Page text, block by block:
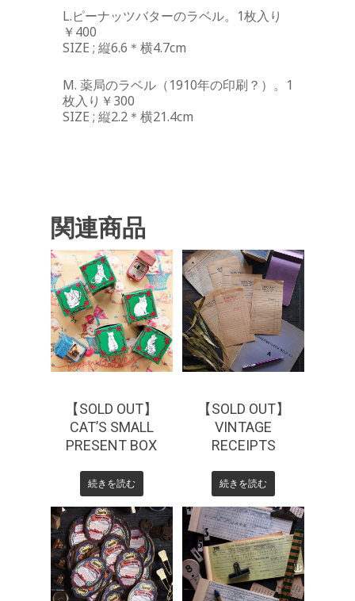
L.ピーナッツバターのラベル。1枚入り
￥400
SIZE ; 縦6.6＊横4.7cm
M. 薬局のラベル（1910年の印刷？）。1
枚入り￥300
SIZE ; 縦2.2＊横21.4cm
関連商品
¥275
【SOLD OUT】
CAT’S SMALL
PRESENT BOX
続きを読む
¥220
【SOLD OUT】
VINTAGE
RECEIPTS
続きを読む
¥385